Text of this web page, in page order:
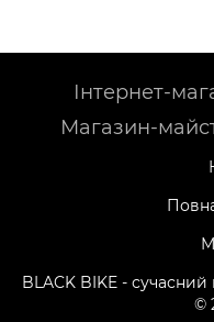
Інтернет-
Магазин-
BLACK BIKE -
©